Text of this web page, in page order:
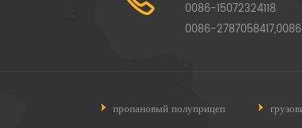
0086-15072324118
0086-
пропановый полуприцеп